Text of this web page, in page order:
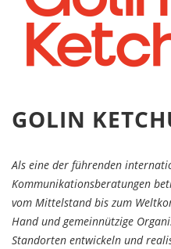
GOLIN
Als eine der führenden
Kommunikationsberatungen
vom Mittelstand bis zum
Hand und gemeinnützige
Standorten entwickeln und